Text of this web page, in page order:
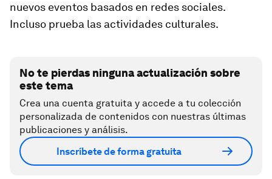
nuevos eventos basados ​​en redes sociales.
Incluso prueba las actividades culturales.
No te pierdas ninguna actualización sobre
este tema
Crea una cuenta gratuita y accede a tu colección
personalizada de contenidos con nuestras últimas
publicaciones y análisis.
Inscríbete de forma gratuita